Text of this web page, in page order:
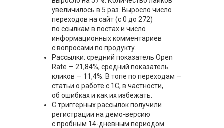
увеличилось в 5 раз. Выросло число
переходов на сайт (с 0 до 272)
по ссылкам в постах и число
информационных комментариев
с вопросами по продукту.
Рассылки: средний показатель Open
Rate — 21,84%, средний показатель
кликов — 11,4%. В топе по переходам —
статьи о работе с 1С, в частности,
об ошибках и как их избежать.
С триггерных рассылок получили
регистрации на демо-версию
с пробным 14-дневным периодом